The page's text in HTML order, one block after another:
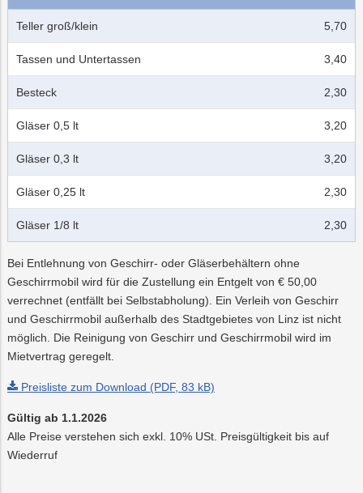
Teller groß/klein 5,70
Tassen und Untertassen 3,40
Besteck 2,30
Gläser 0,5 lt 3,20
Gläser 0,3 lt 3,20
Gläser 0,25 lt 2,30
Gläser 1/8 lt 2,30
Bei Entlehnung von Geschirr- oder Gläserbehältern ohne
Geschirrmobil wird für die Zustellung ein Entgelt von € 50,00
verrechnet (entfällt bei Selbstabholung). Ein Verleih von Geschirr
und Geschirrmobil außerhalb des Stadtgebietes von Linz ist nicht
möglich. Die Reinigung von Geschirr und Geschirrmobil wird im
Mietvertrag geregelt.
Preisliste zum Download (PDF, 83 kB)
Gültig ab 1.1.2026
Alle Preise verstehen sich exkl. 10% USt. Preisgültigkeit bis auf
Wiederruf